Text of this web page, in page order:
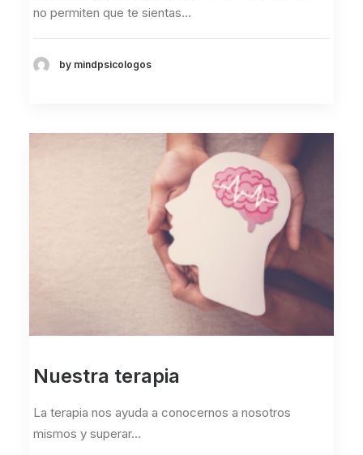
no permiten que te sientas…
by mindpsicologos
Nuestra terapia
La terapia nos ayuda a conocernos a nosotros
mismos y superar…